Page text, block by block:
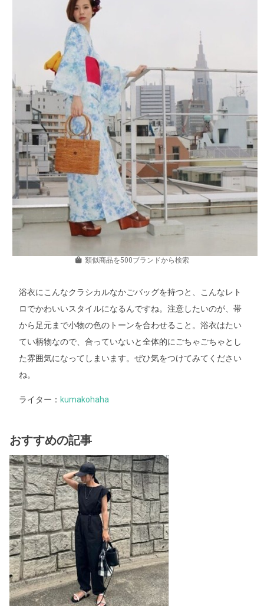
類似商品を500ブランドから検索
浴衣にこんなクラシカルなかごバッグを持つと、こんなレト
ロでかわいいスタイルになるんですね。注意したいのが、帯
から足元まで小物の色のトーンを合わせること。浴衣はたい
てい柄物なので、合っていないと全体的にごちゃごちゃとし
た雰囲気になってしまいます。ぜひ気をつけてみてください
ね。
ライター： kumakohaha
おすすめの記事